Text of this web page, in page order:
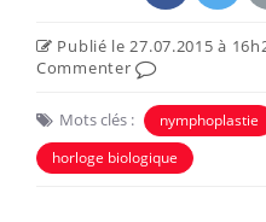
Publié le 27.07.2015 à
Commenter
Mots clés : nymphoplastie
horloge biologique